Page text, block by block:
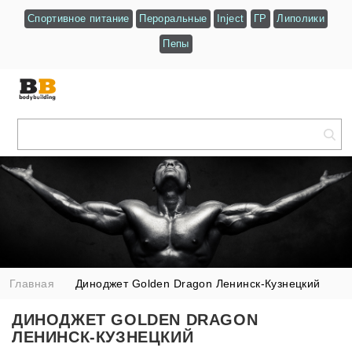
Спортивное питание Пероральные Inject ГР Липолики
Пепы
Главная Диноджет Golden Dragon Ленинск-Кузнецкий
ДИНОДЖЕТ GOLDEN DRAGON
ЛЕНИНСК-КУЗНЕЦКИЙ